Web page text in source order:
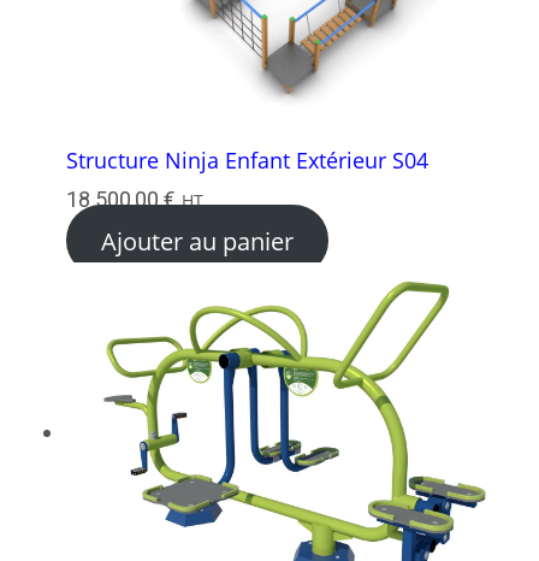
Structure Ninja Enfant Extérieur S04
18 500,00€ HT
Ajouter au panier